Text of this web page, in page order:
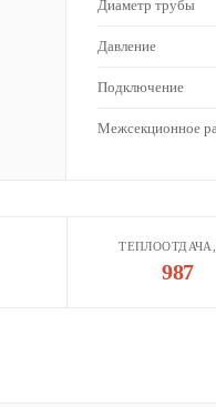
Диаметр трубы
Давление
Подключение
Межсекционное
987